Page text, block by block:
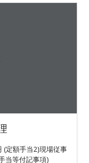
(定額手当2)現場従事
当等付記事項)